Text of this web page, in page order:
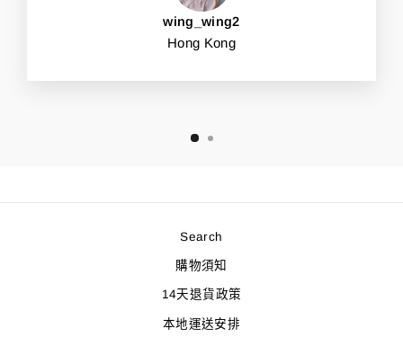
wing_wing2
Hong Kong
Search
購物須知
14天退貨政策
本地運送安排